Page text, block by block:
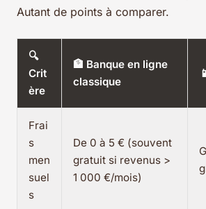
Autant de points à comparer.
🔍
Crit
ère
🏦 Banque en ligne
classique
Frai
s
men
suel
s
De 0 à 5 € (souvent
gratuit si revenus >
1 000 €/mois)